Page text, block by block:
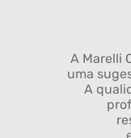
A Marelli
uma
A